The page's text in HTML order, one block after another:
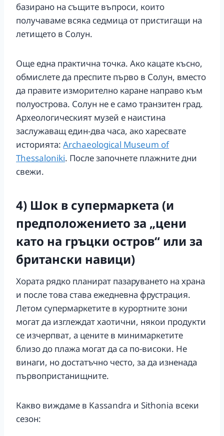
базирано на същите въпроси, които
получаваме всяка седмица от пристигащи на
летището в Солун.
Още една практична точка. Ако кацате късно,
обмислете да преспите първо в Солун, вместо
да правите изморително каране направо към
полуострова. Солун не е само транзитен град.
Археологическият музей е наистина
заслужаващ един-два часа, ако харесвате
историята: Archaeological Museum of
Thessaloniki. После започнете плажните дни
свежи.
4) Шок в супермаркета (и
предположението за „цени
като на гръцки остров“ или за
британски навици)
Хората рядко планират пазаруването на храна
и после това става ежедневна фрустрация.
Летом супермаркетите в курортните зони
могат да изглеждат хаотични, някои продукти
се изчерпват, а цените в минимаркетите
близо до плажа могат да са по-високи. Не
винаги, но достатъчно често, за да изненада
първопристанищните.
Какво виждаме в Kassandra и Sithonia всеки
сезон: